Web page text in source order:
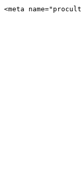
<meta